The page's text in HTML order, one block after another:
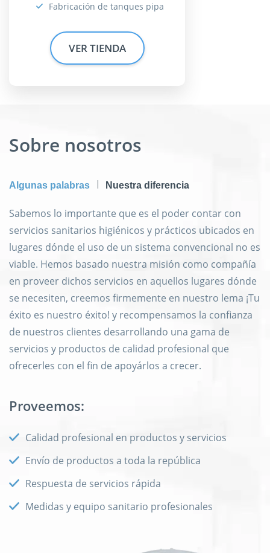
Fabricación de tanques pipa
VER TIENDA
Sobre nosotros
Algunas palabras Nuestra diferencia
Sabemos lo importante que es el poder contar con
servicios sanitarios higiénicos y prácticos ubicados en
lugares dónde el uso de un sistema convencional no es
viable. Hemos basado nuestra misión como compañía
en proveer dichos servicios en aquellos lugares dónde
se necesiten, creemos firmemente en nuestro lema ¡Tu
éxito es nuestro éxito! y recompensamos la confianza
de nuestros clientes desarrollando una gama de
servicios y productos de calidad profesional que
ofrecerles con el fin de apoyárlos a crecer.
Proveemos:
Calidad profesional en productos y servicios
Envío de productos a toda la república
Respuesta de servicios rápida
Medidas y equipo sanitario profesionales